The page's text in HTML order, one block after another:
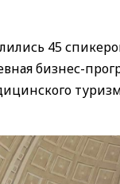
45
бизнес-